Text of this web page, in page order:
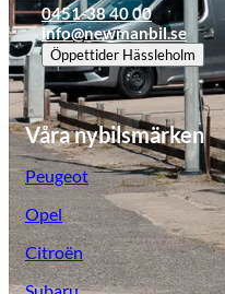
0451-38 40 00
info@newmanbil.se
Öppettider Hässleholm
Våra nybilsmärken
Peugeot
Opel
Citroën
Subaru